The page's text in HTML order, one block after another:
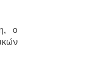
ο